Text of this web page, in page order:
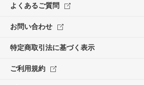
よくあるご質問
お問い合わせ
特定商取引法に基づく表示
ご利用規約